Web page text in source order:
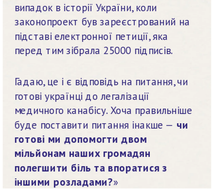
випадок в історії України, коли
законопроект був зареєстрований на
підставі електронної петиції, яка
перед тим зібрала 25000 підписів.
Гадаю, це і є відповідь на питання, чи
готові українці до легалізації
медичного канабісу. Хоча правильніше
буде поставити питання інакше — чи
готові ми допомогти двом
мільйонам наших громадян
полегшити біль та впоратися з
іншими розладами?»